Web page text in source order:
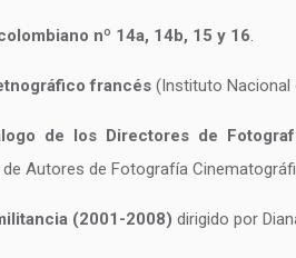
nº 14a, 14b, 15 y 16.
francés (Instituto Nacional
de los Directores de
Autores de Fotografía
(2001-2008) dirigido por